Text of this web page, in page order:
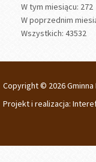
W tym miesiącu: 272
W poprzednim
Wszystkich: 43532
Copyright © 2026 Gminna
Projekt i realizacja: